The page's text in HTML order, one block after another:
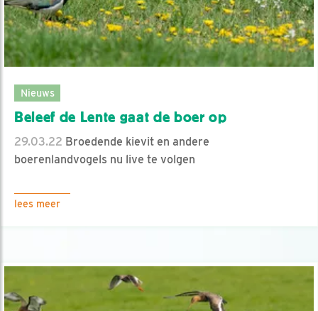
Nieuws
Beleef de Lente gaat de boer op
29.03.22 Broedende kievit en andere
boerenlandvogels nu live te volgen
lees meer